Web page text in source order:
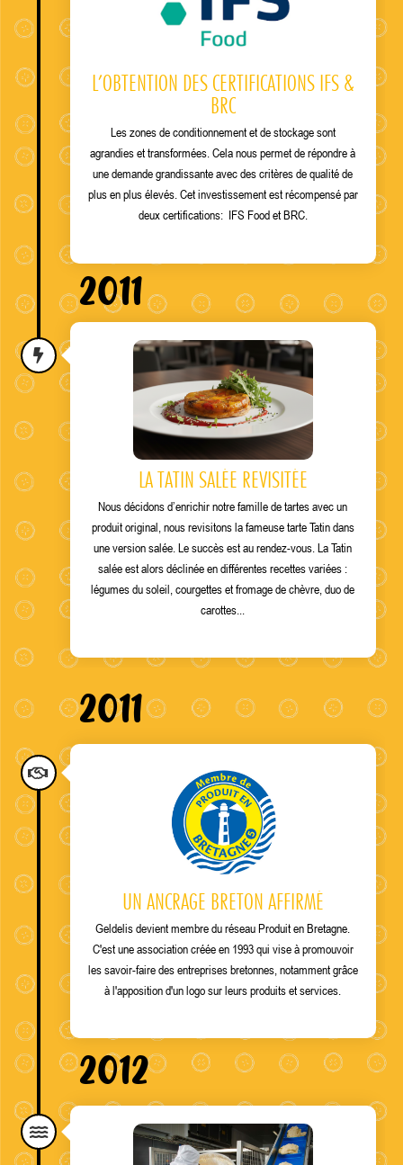
L’OBTENTION DES CERTIFICATIONS IFS &
BRC
Les zones de conditionnement et de stockage sont
agrandies et transformées. Cela nous permet de répondre à
une demande grandissante avec des critères de qualité de
plus en plus élevés. Cet investissement est récompensé par
deux certifications: IFS Food et BRC.
2011
LA TATIN SALÉE REVISITÉE
Nous décidons d’enrichir notre famille de tartes avec un
produit original nous revisitons la fameuse tarte Tatin dans
une version salée. Le succès est au rendez-vous. La Tatin
salée est alors déclinée en différentes recettes variées :
légumes du soleil, courgettes et fromage de chèvre, duo de
carottes...
2011
UN ANCRAGE BRETON AFFIRMÉ
Geldelis devient membre du réseau Produit en Bretagne.
C'est une association créée en 1993 qui vise à promouvoir
les savoir-faire des entreprises bretonnes, notamment grâce
à l'apposition d'un logo sur leurs produits et services.
2012